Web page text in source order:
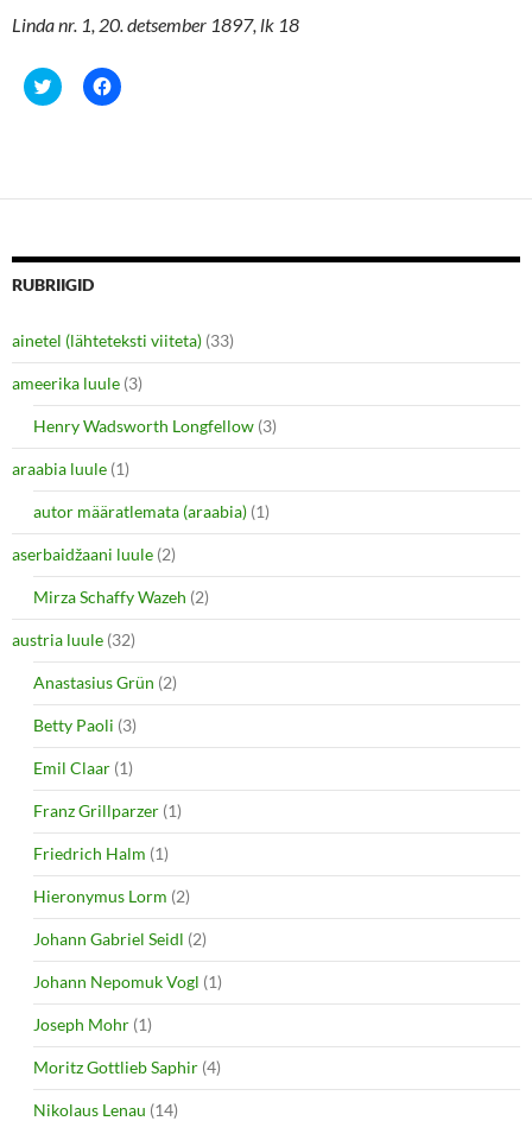
Linda nr. 1, 20. detsember 1897, lk 18
C
l
h
e
o
n
t
t
e
r
(
O
p
e
n
n
n
w
w
i
n
d
o
)
C
l
h
e
o
e
b
o
o
k
(
O
p
e
n
i
n
n
e
w
w
i
n
d
w
)
RUBRIIGID
ainetel (lähteteksti viiteta) (33)
ameerika luule (3)
Henry Wadsworth Longfellow (3)
araabia luule (1)
autor määratlemata (araabia) (1)
aserbaidžaani luule (2)
Mirza Schaffy Wazeh (2)
austria luule (32)
Anastasius Grün (2)
Betty Paoli (3)
Emil Claar (1)
Franz Grillparzer (1)
Friedrich Halm (1)
Hieronymus Lorm (2)
Johann Gabriel Seidl (2)
Johann Nepomuk Vogl (1)
Joseph Mohr (1)
Moritz Gottlieb Saphir (4)
Nikolaus Lenau (14)